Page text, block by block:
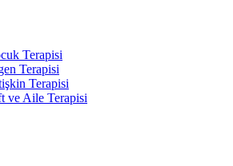
Terapisi
Terapisi
Terapisi
ve Aile Terapisi